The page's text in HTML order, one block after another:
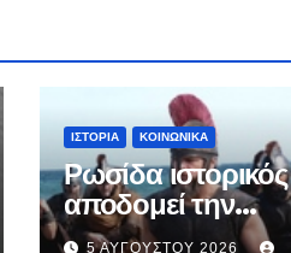
ΙΣΤΟΡΊΑ ΚΟΙΝΩΝΙΚΑ
Ρωσίδα ιστορικός
αποδομεί την
«Οδύσσεια» του
5 ΑΥΓΟΎΣΤΟΥ 2026